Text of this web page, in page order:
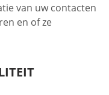
van uw contacten
en of ze